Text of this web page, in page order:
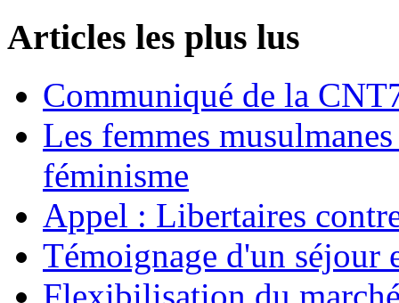
Articles les plus lus
Communiqué de la
Les femmes
féminisme
Appel : Libertaires
Témoignage d'un séjour
Flexibilisation du